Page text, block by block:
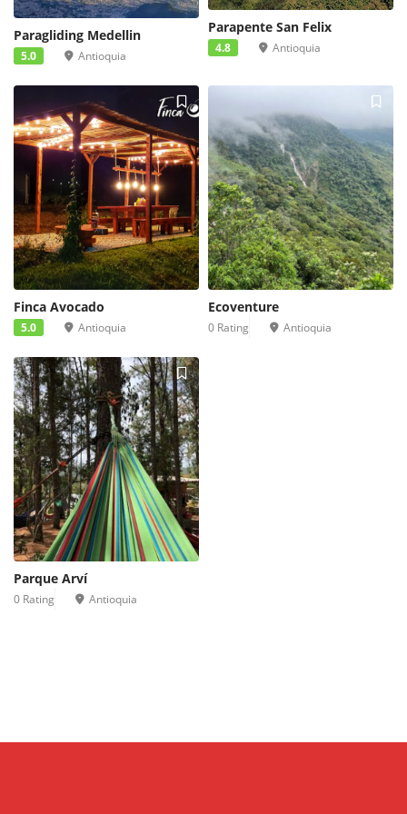
Paragliding Medellin
5.0 Antioquia
Parapente San Felix
4.8 Antioquia
Finca Avocado
5.0 Antioquia
Ecoventure
0 Rating Antioquia
Parque Arví
0 Rating Antioquia